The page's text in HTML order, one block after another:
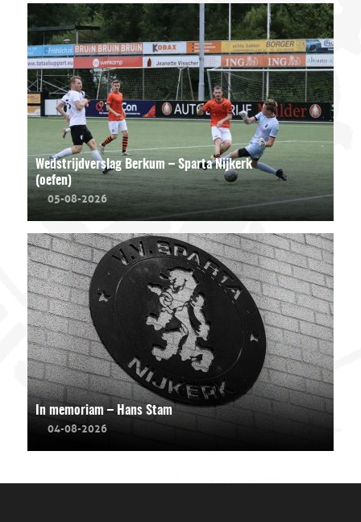
Wedstrijdverslag Berkum – Sparta Nijkerk
(oefen)
05-08-2026
In memoriam – Hans Stam
04-08-2026